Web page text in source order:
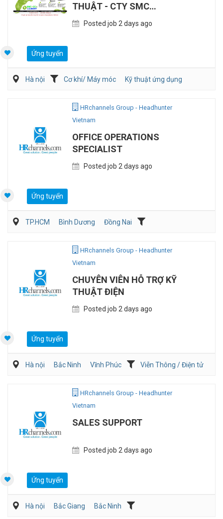
THUẬT - CTY SMC
ENGINEERING
Posted job 2 days ago
Ứng tuyển
Hà nội Cơ khí/ Máy móc
Kỹ thuật ứng dụng
HRchannels Group - Headhunter
Vietnam
OFFICE OPERATIONS
SPECIALIST
Posted job 2 days ago
Ứng tuyển
TP.HCM Bình Dương
Đồng Nai
HRchannels Group - Headhunter
Vietnam
CHUYÊN VIÊN HỖ TRỢ KỸ
THUẬT ĐIỆN
Posted job 2 days ago
Ứng tuyển
Hà nội Bắc Ninh Vĩnh Phúc
Viễn Thông / Điện tử
HRchannels Group - Headhunter
Vietnam
SALES SUPPORT
Posted job 2 days ago
Ứng tuyển
Hà nội Bắc Giang
Bắc Ninh